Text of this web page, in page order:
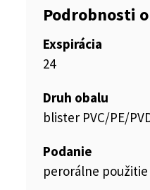
Podrobnosti
Exspirácia
24
Druh obalu
blister PVC/PE/
Podanie
perorálne použitie